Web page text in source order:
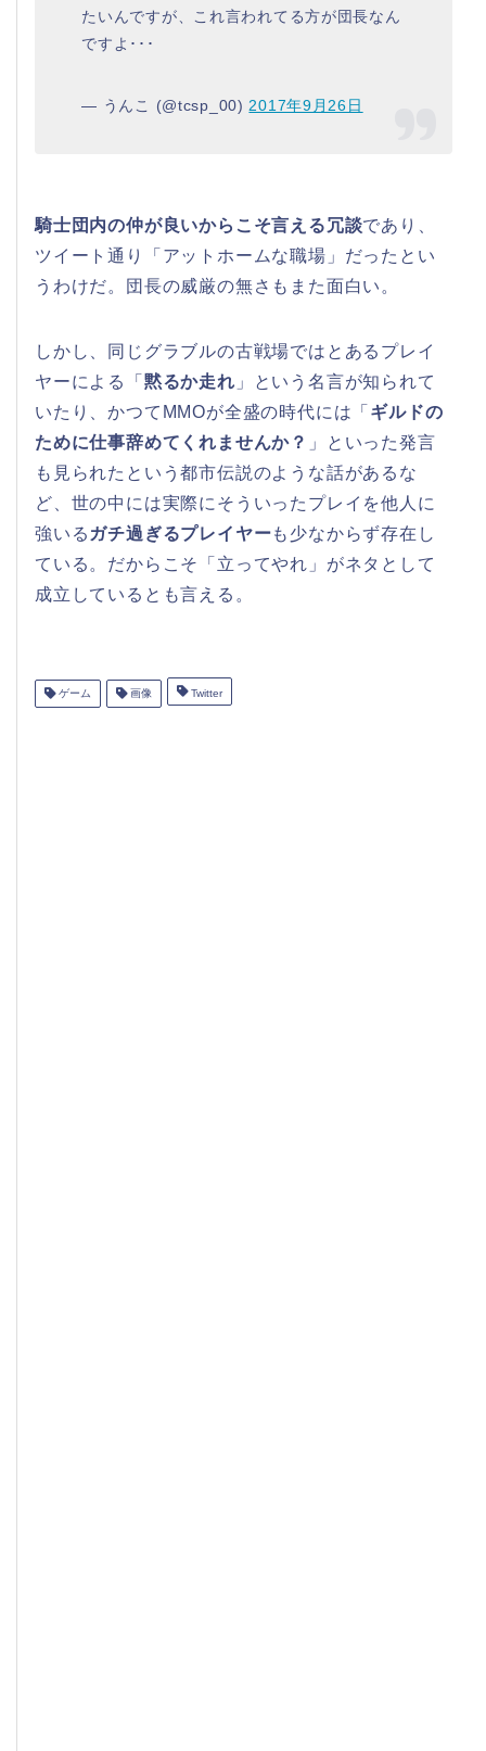
たいんですが、これ言われてる方が団長なん
ですよ･･･
— うんこ (@tcsp_00) 2017年9月26日
騎士団内の仲が良いからこそ言える冗談であり、
ツイート通り「アットホームな職場」だったとい
うわけだ。団長の威厳の無さもまた面白い。
しかし、同じグラブルの古戦場ではとあるプレイ
ヤーによる「 黙るか走れ 」という名言が知られて
いたり、かつてMMOが全盛の時代には「 ギルドの
ために仕事辞めてくれませんか？ 」といった発言
も見られたという都市伝説のような話があるな
ど、世の中には実際にそういったプレイを他人に
強いる ガチ過ぎるプレイヤーも少なからず存在し
ている。だからこそ「立ってやれ」がネタとして
成立しているとも言える。
ゲーム 画像 Twitter